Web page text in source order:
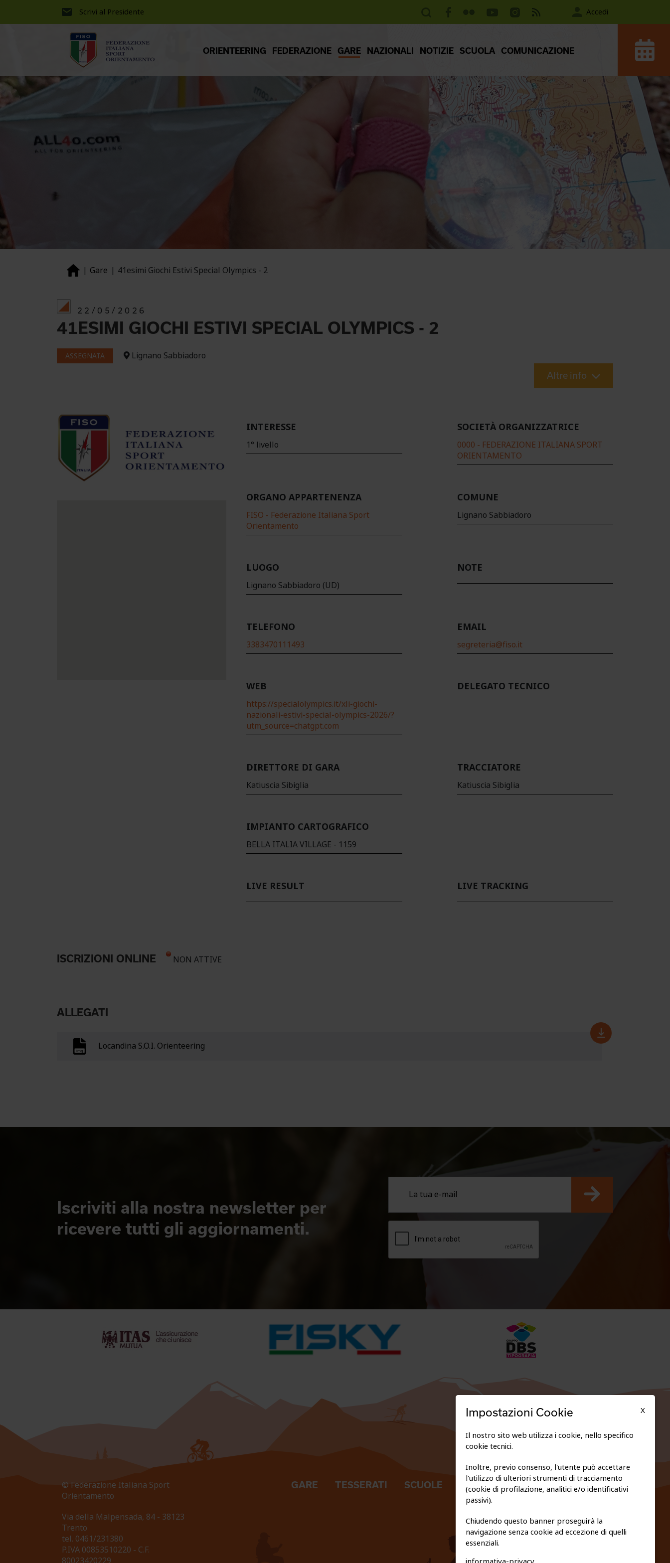
Scrivi al Presidente Accedi
ORIENTEERING FEDERAZIONE GARE NAZIONALI NOTIZIE SCUOLA COMUNICAZIONE
Gare 41esimi Giochi Estivi Special Olympics - 2
22/05/2026
41ESIMI GIOCHI ESTIVI SPECIAL OLYMPICS - 2
ASSEGNATA Lignano Sabbiadoro
Altre info
INTERESSE
1° livello
SOCIETÀ ORGANIZZATRICE
0000 - FEDERAZIONE ITALIANA SPORT
ORIENTAMENTO
ORGANO APPARTENENZA
FISO - Federazione Italiana Sport
Orientamento
COMUNE
Lignano Sabbiadoro
LUOGO
Lignano Sabbiadoro (UD)
NOTE
TELEFONO
3383470111493
EMAIL
segreteria@fiso.it
WEB
https://specialolympics.it/xli-giochi-
nazionali-estivi-special-olympics-2026/?
utm_source=chatgpt.com
DELEGATO TECNICO
DIRETTORE DI GARA
Katiuscia Sibiglia
TRACCIATORE
Katiuscia Sibiglia
IMPIANTO CARTOGRAFICO
BELLA ITALIA VILLAGE - 1159
LIVE RESULT LIVE TRACKING
ISCRIZIONI ONLINE NON ATTIVE
ALLEGATI
Locandina S.O.I. Orienteering
Iscriviti alla nostra newsletter per
ricevere tutti gli aggiornamenti.
© Federazione Italiana Sport
Orientamento
Via della Malpensada, 84 - 38123
Trento
tel. 0461/231380
P.IVA 00853510220 - C.F.
GARE TESSERATI SCUOLE
FEDERAZIONE TRASPARENTE
PRIVACY E COOKIE POLICY
X
Impostazioni Cookie
Il nostro sito web utilizza i cookie, nello specifico
cookie tecnici.
Inoltre, previo consenso, l'utente può accettare
l'utilizzo di ulteriori strumenti di tracciamento
(cookie di profilazione, analitici e/o identificativi
passivi).
Chiudendo questo banner proseguirà la
navigazione senza cookie ad eccezione di quelli
essenziali.